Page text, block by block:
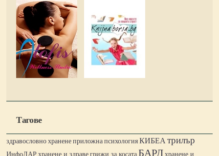
Тагове
здравословно храненеприложна психологияКИБЕАтрилър
ИнфоДАРхранене и здравегрижи за косатаБАРДхранене и